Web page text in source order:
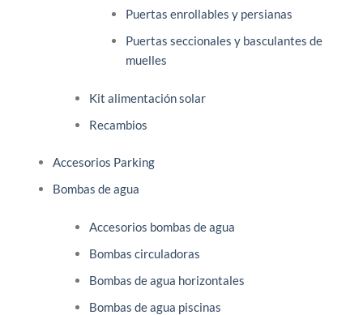
Puertas enrollables y persianas
Puertas seccionales y basculantes de
muelles
Kit alimentación solar
Recambios
Accesorios Parking
Bombas de agua
Accesorios bombas de agua
Bombas circuladoras
Bombas de agua horizontales
Bombas de agua piscinas